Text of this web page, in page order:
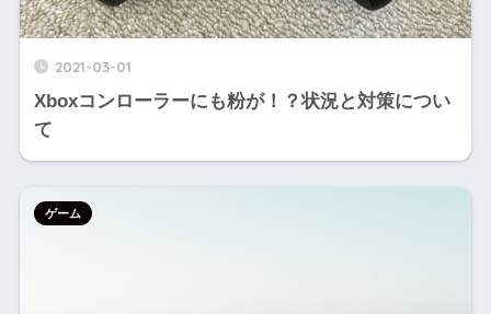
2021-03-01
Xboxコンローラーにも粉が！？状況と対策につい
て
ゲーム